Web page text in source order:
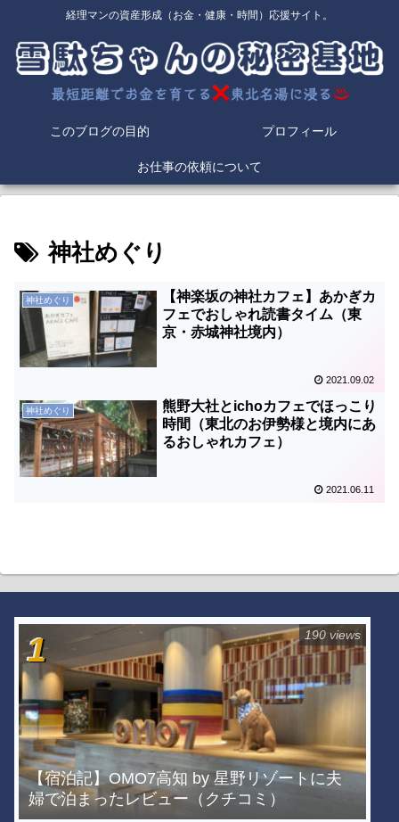
経理マンの資産形成（お金・健康・時間）応援サイト。
このブログの目的 プロフィール
お仕事の依頼について
神社めぐり
神社めぐり
【神楽坂の神社カフェ】あかぎカ
フェでおしゃれ読書タイム（東
京・赤城神社境内）
2021.09.02
神社めぐり
熊野大社とichoカフェでほっこり
時間（東北のお伊勢様と境内にあ
るおしゃれカフェ）
2021.06.11
【宿泊記】OMO7高知 by 星野リゾートに夫
婦で泊まったレビュー（クチコミ）
190 views